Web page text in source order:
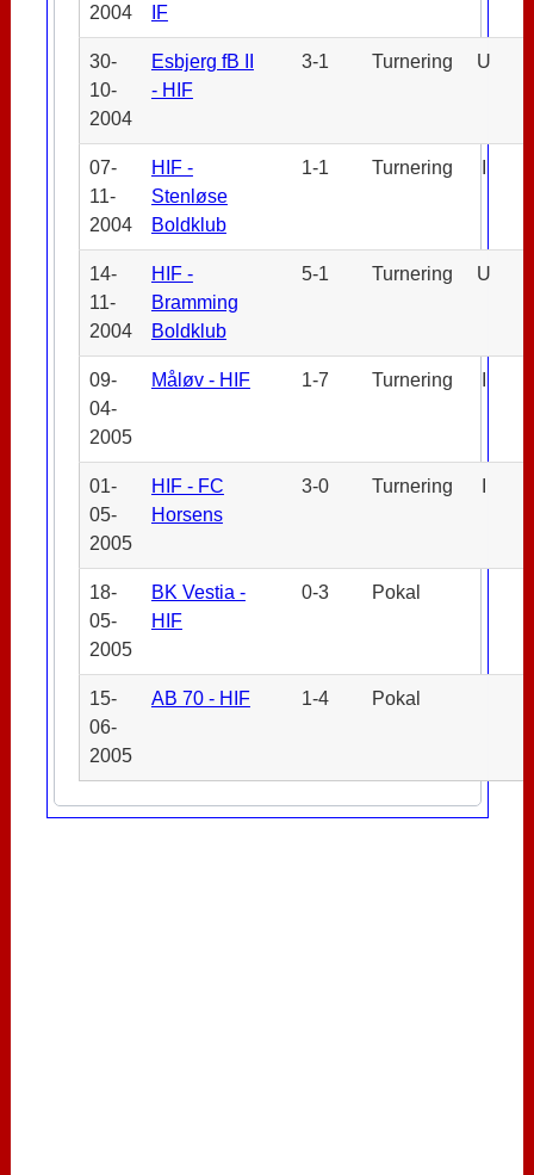
2004
IF
30-
10-
2004
Esbjerg fB II
- HIF
3-1 Turnering U
07-
11-
2004
HIF -
Stenløse
Boldklub
1-1 Turnering
14-
11-
2004
HIF -
Bramming
Boldklub
5-1 Turnering U
09-
04-
2005
Måløv - HIF 1-7 Turnering
01-
05-
2005
HIF - FC
Horsens
3-0 Turnering
18-
05-
2005
BK Vestia -
HIF
0-3 Pokal
15-
06-
2005
AB 70 - HIF 1-4 Pokal